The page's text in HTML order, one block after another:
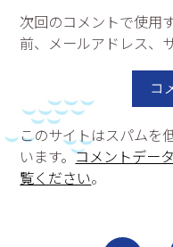
次回のコメントで使用
前、メールアドレス、
このサイトはスパムを
います。コメントデー
覧ください。